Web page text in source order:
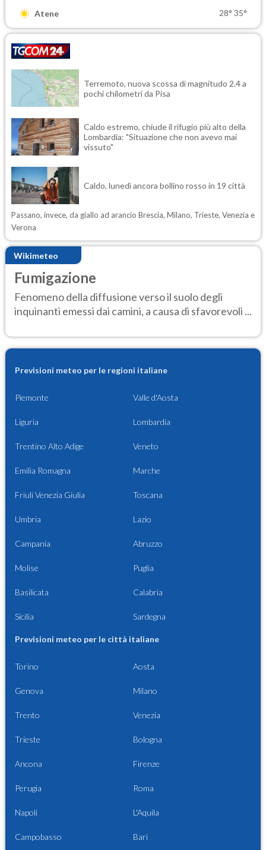
Atene 28° 35°
Terremoto, nuova scossa di magnitudo 2.4 a
pochi chilometri da Pisa
Caldo estremo, chiude il rifugio più alto della
Lombardia: "Situazione che non avevo mai
vissuto"
Caldo, lunedì ancora bollino rosso in 19 città
Passano, invece, da giallo ad arancio Brescia, Milano, Trieste, Venezia e
Verona
Wikimeteo
Fumigazione
Fenomeno della diffusione verso il suolo degli
inquinanti emessi dai camini, a causa di sfavorevoli ...
Previsioni meteo per le regioni italiane
Piemonte Valle d'Aosta
Liguria Lombardia
Trentino Alto Adige Veneto
Emilia Romagna Marche
Friuli Venezia Giulia Toscana
Umbria Lazio
Campania Abruzzo
Molise Puglia
Basilicata Calabria
Sicilia Sardegna
Previsioni meteo per le città italiane
Torino Aosta
Genova Milano
Trento Venezia
Trieste Bologna
Ancona Firenze
Perugia Roma
Napoli L'Aquila
Campobasso Bari